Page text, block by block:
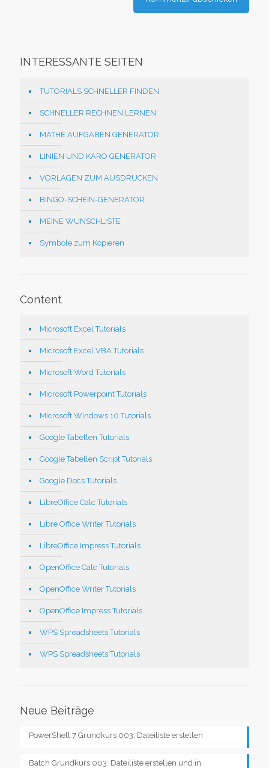
INTERESSANTE SEITEN
TUTORIALS SCHNELLER FINDEN
SCHNELLER RECHNEN LERNEN
MATHE AUFGABEN GENERATOR
LINIEN UND KARO GENERATOR
VORLAGEN ZUM AUSDRUCKEN
BINGO-SCHEIN-GENERATOR
MEINE WUNSCHLISTE
Symbole zum Kopieren
Content
Microsoft Excel Tutorials
Microsoft Excel VBA Tutorials
Microsoft Word Tutorials
Microsoft Powerpoint Tutorials
Microsoft Windows 10 Tutorials
Google Tabellen Tutorials
Google Tabellen Script Tutorials
Google Docs Tutorials
LibreOffice Calc Tutorials
Libre Office Writer Tutorials
LibreOffice Impress Tutorials
OpenOffice Calc Tutorials
OpenOffice Writer Tutorials
OpenOffice Impress Tutorials
WPS Spreadsheets Tutorials
WPS Spreadsheets Tutorials
Neue Beiträge
PowerShell 7 Grundkurs 003: Dateiliste erstellen
Batch Grundkurs 003: Dateiliste erstellen und in